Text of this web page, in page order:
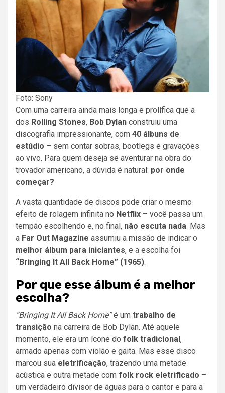
Foto: Sony
Com uma carreira ainda mais longa e prolífica que a
dos Rolling Stones, Bob Dylan construiu uma
discografia impressionante, com 40 álbuns de
estúdio – sem contar sobras, bootlegs e gravações
ao vivo. Para quem deseja se aventurar na obra do
trovador americano, a dúvida é natural: por onde
começar?
A vasta quantidade de discos pode criar o mesmo
efeito de rolagem infinita no Netflix – você passa um
tempão escolhendo e, no final, não escuta nada. Mas
a Far Out Magazine assumiu a missão de indicar o
melhor álbum para iniciantes, e a escolha foi
“Bringing It All Back Home” (1965).
Por que esse álbum é a melhor
escolha?
“Bringing It All Back Home”é um trabalho de
transição na carreira de Bob Dylan. Até aquele
momento, ele era um ícone do folk tradicional ,
armado apenas com violão e gaita. Mas esse disco
marcou sua eletrificação, trazendo uma metade
acústica e outra metade com folk rock eletrificado –
um verdadeiro divisor de águas para o cantor e para a